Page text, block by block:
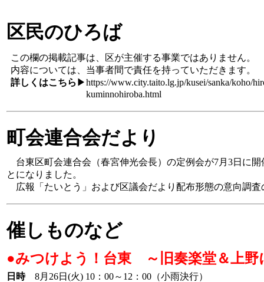
区民のひろば
この欄の掲載記事は、区が主催する事業ではありません。
内容については、当事者間で責任を持っていただきます。
詳しくはこちら ▶https://www.city.taito.lg.jp/kusei/sanka/koho/
kuminnohiroba.html
町会連合会だより
台東区町会連合会（春宮伸光会長）の定例会が7月3日に
とになりました。
広報「たいとう」および区議会だより配布形態の意向調査
催しものなど
●みつけよう！台東 ～旧奏楽堂＆上野
日時8月26日(火) 10：00～12：00（小雨決行）